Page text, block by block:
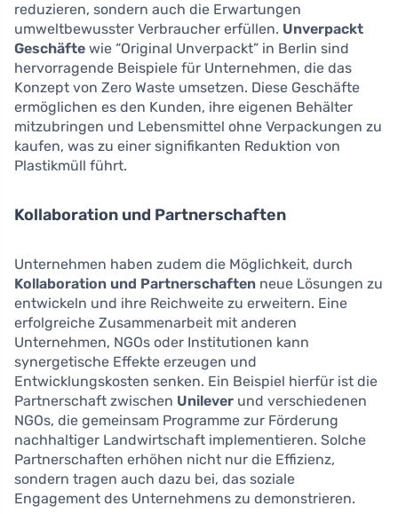
reduzieren, sondern auch die Erwartungen
umweltbewusster Verbraucher erfüllen. Unverpackt
Geschäfte wie “Original Unverpackt” in Berlin sind
hervorragende Beispiele für Unternehmen, die das
Konzept von Zero Waste umsetzen. Diese Geschäfte
ermöglichen es den Kunden, ihre eigenen Behälter
mitzubringen und Lebensmittel ohne Verpackungen zu
kaufen, was zu einer signifikanten Reduktion von
Plastikmüll führt.
Kollaboration und Partnerschaften
Unternehmen haben zudem die Möglichkeit, durch
Kollaboration und Partnerschaften neue Lösungen zu
entwickeln und ihre Reichweite zu erweitern. Eine
erfolgreiche Zusammenarbeit mit anderen
Unternehmen, NGOs oder Institutionen kann
synergetische Effekte erzeugen und
Entwicklungskosten senken. Ein Beispiel hierfür ist die
Partnerschaft zwischen Unilever und verschiedenen
NGOs, die gemeinsam Programme zur Förderung
nachhaltiger Landwirtschaft implementieren. Solche
Partnerschaften erhöhen nicht nur die Effizienz,
sondern tragen auch dazu bei, das soziale
Engagement des Unternehmens zu demonstrieren.